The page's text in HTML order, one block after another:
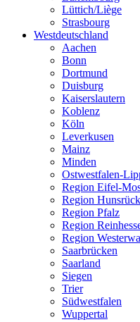
Lüttich/Liège
Strasbourg
Westdeutschland
Aachen
Bonn
Dortmund
Duisburg
Kaiserslautern
Koblenz
Köln
Leverkusen
Mainz
Minden
Ostwestfalen-
Region Eifel-
Region
Region Pfalz
Region
Region
Saarbrücken
Saarland
Siegen
Trier
Südwestfalen
Wuppertal